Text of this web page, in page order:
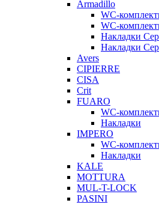
Armadillo
WC-
WC-
Накладки
Накладки
Avers
CIPIERRE
CISA
Crit
FUARO
WC-
Накладки
IMPERO
WC-
Накладки
KALE
MOTTURA
MUL-T-LOCK
PASINI